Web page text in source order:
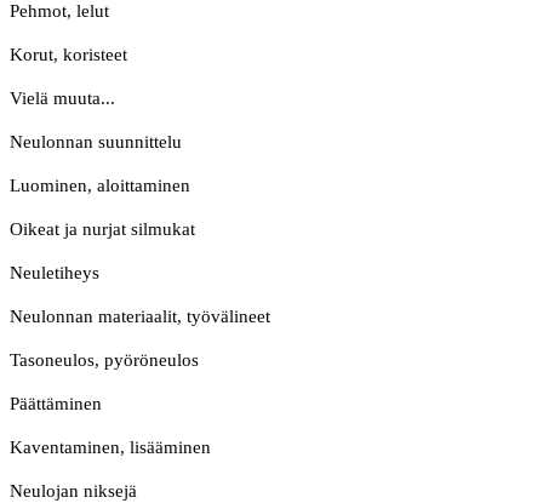
Pehmot, lelut
Korut, koristeet
Vielä muuta...
Neulonnan suunnittelu
Luominen, aloittaminen
Oikeat ja nurjat silmukat
Neuletiheys
Neulonnan materiaalit, työvälineet
Tasoneulos, pyöröneulos
Päättäminen
Kaventaminen, lisääminen
Neulojan niksejä